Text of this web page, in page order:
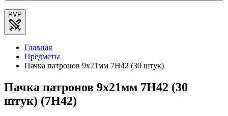
PVP
Главная
Предметы
Пачка патронов 9x21мм 7Н42 (30 штук)
Пачка патронов 9x21мм 7Н42 (30
штук) (7Н42)